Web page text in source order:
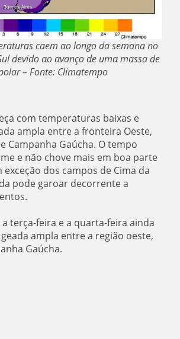
caem ao longo da semana no
devido ao avanço de uma massa de
– Fonte: Climatempo
com temperaturas baixas e
ampla entre a fronteira Oeste,
Campanha Gaúcha. O tempo
e não chove mais em boa parte
dos campos de Cima da
pode garoar decorrente a
terça-feira e a quarta-feira ainda
ampla entre a região oeste,
Gaúcha.